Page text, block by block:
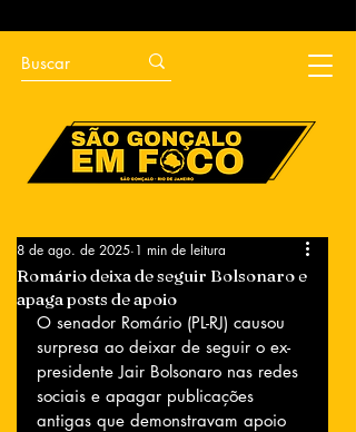
Romário deixa de seguir Bolsonaro e
apaga posts de apoio
8 de ago. de 2025 1 min de leitura
O senador Romário (PL-RJ) causou
surpresa ao deixar de seguir o ex-
presidente Jair Bolsonaro nas redes
sociais e apagar publicações
antigas que demonstravam apoio